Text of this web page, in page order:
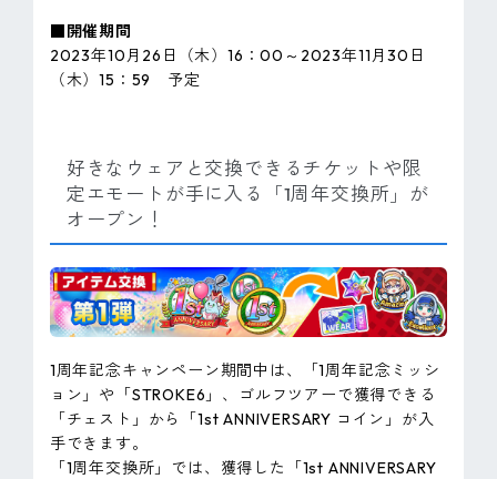
■開催期間
2023年10月26日（木）16：00～2023年11月30日
（木）15：59 予定
好きなウェアと交換できるチケットや限
定エモートが手に入る「1周年交換所」が
オープン！
1周年記念キャンペーン期間中は、「1周年記念ミッシ
ョン」や「STROKE6」、ゴルフツアーで獲得できる
「チェスト」から「1st ANNIVERSARY コイン」が入
手できます。
「1周年交換所」では、獲得した「1st ANNIVERSARY